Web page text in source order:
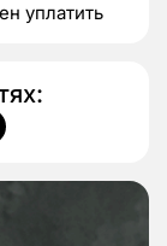
уплатить